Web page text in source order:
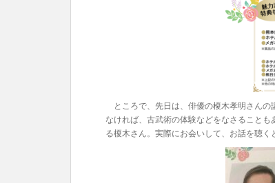
ところで、先日は、俳優の榎木孝明さんの
なければ、古武術の体験などをなさること
る榎木さん。実際にお会いして、お話を聴く